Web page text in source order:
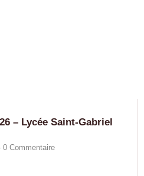
– Lycée Saint-Gabriel
0 Commentaire